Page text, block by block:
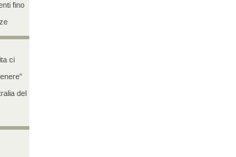
fino
ci
del